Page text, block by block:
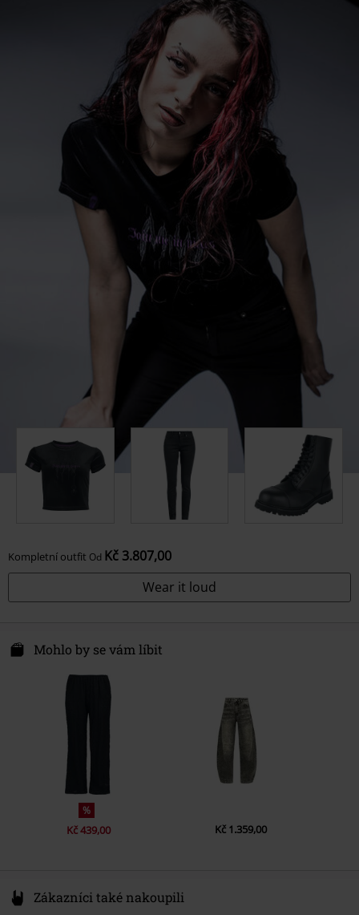
Kompletní outfit Od Kč 3.807,00
Wear it loud
Mohlo by se vám líbit
%
Kč 439,00 Kč 1.359,00
Zákazníci také nakoupili